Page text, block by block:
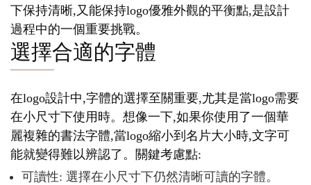
下保持清晰,又能保持logo優雅外觀的平衡點,是設計
過程中的一個重要挑戰。
選擇合適的字體
在logo設計中,字體的選擇至關重要,尤其是當logo需要
在小尺寸下使用時。想像一下,如果你使用了一個華
麗複雜的書法字體,當logo縮小到名片大小時,文字可
能就變得難以辨認了。關鍵考慮點:
可讀性: 選擇在小尺寸下仍然清晰可讀的字體。